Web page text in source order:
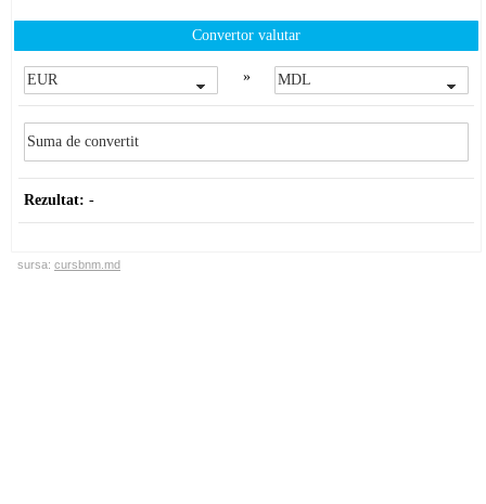
Convertor valutar
»
Rezultat: -
sursa: cursbnm.md